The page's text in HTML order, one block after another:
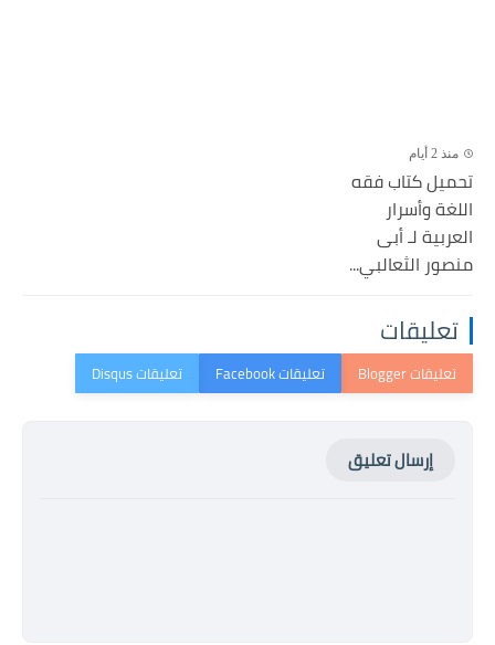
منذ 2 أيام
تحميل كتاب فقه
اللغة وأسرار
العربية لـ أبى
منصور الثعالبي...
تعليقات
إرسال تعليق